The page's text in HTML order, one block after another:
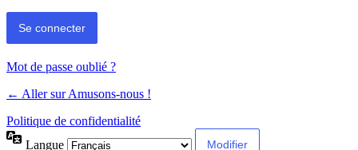
Mot de passe oublié ?
← Aller sur Amusons-nous !
Politique de confidentialité
Langue